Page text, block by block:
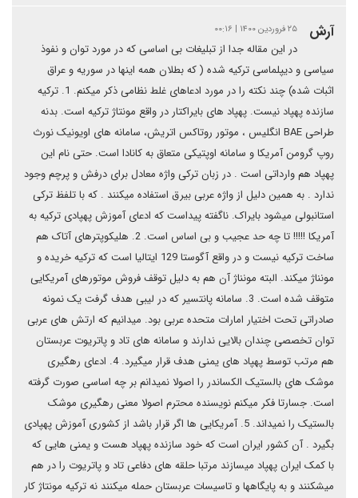
آرش ۲۵ فروردین ۱۴۰۰ | ۰۰:۱۶
در این مقاله جدا از تبلیغات بی اساسی که در مورد توان و نفوذ
سیاسی و دیپلماسی ترکیه شده ( که بطلان همه اینها در سوریه و عراق
اثبات شده) چند نکته را در مورد ادعاهای غلط نظامی ذکر میکنم. 1. ترکیه
سازنده پهپاد نیست. پهپاد های بایراکتار در واقع مونتاژ ترکیه است. بدنه
طراحی BAE انگلیس ، موتور روتاکس اتریش، سامانه های اویونیک نورث
روپ گرومن آمریکا و سامانه اوپتیکی متعاق به کانادا است. حتی نام این
پهپاد هم وارداتی است . در زبان ترکی واژه معادل برای درفش و پرچم وجود
ندارد . به همین دلیل از واژه عربی بیرق استفاده میکنند . که با تلفظ ترکی
استانبولی میشود بایراک. ناگفته پیداست که ادعای آموزش پهپادی ترکیه به
آمریکا !!!!! تا چه حد عجیب و بی اساس است. 2. هلیکوپترهای آتاک هم
ساخت ترکیه نیست و در واقع آگوستا 129 ایتالیا است که ترکیه خریده و
مونناژ میکند. البته مونناژ آن هم به دلیل توقف فروش موتورهای آمریکایی
متوقف شده است. 3. سامانه پانتسیر که در لیبی هدف گرفت یک نمونه
صادراتی تحت اختیار امارات متحده عربی بود. میدانیم که ارتش های عربی
توان تخصصی چندان بالایی ندارند و سامانه های تاد و پاتریوت عربستان
هم مرتب توسط پهپاد های یمنی هدف قرار میگیرد. 4. ادعای رهگیری
موشک های بالستیک الکساندر را اصولا نمیدانم بر چه اساسی صورت گرفته
است. جسارتا فکر میکنم نویسنده محترم اصولا معنی رهگیری موشک
بالستیک را نمیداند. 5. آمریکایی ها اگر قرار باشد از کشوری آموزش پهپادی
بگیرد . آن کشور ایران است که خود سازنده پهپاد هست و یمنی هایی که
با کمک ایران پهپاد میسازند مرتبا حلقه های دفاعی تاد و پاتریوت را در هم
میشکنند و به پایگاهها و تاسیسات عربستان حمله میکنند نه ترکیه مونتاژ کار